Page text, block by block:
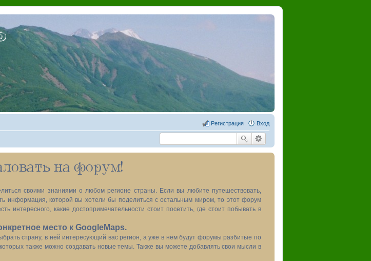
Вход
Регистрация
на форум!
своими знаниями о любом регионе страны. Если вы любите путешествовать,
информация, которой вы хотели бы поделиться с остальным миром, то этот форум
интересного, какие достопримечательности стоит посетить, где стоит побывать в
место к GoogleMaps.
страну, в ней интересующий вас регион, а уже в нём будут форумы разбитые по
также можно создавать новые темы. Также вы можете добавлять свои мысли в